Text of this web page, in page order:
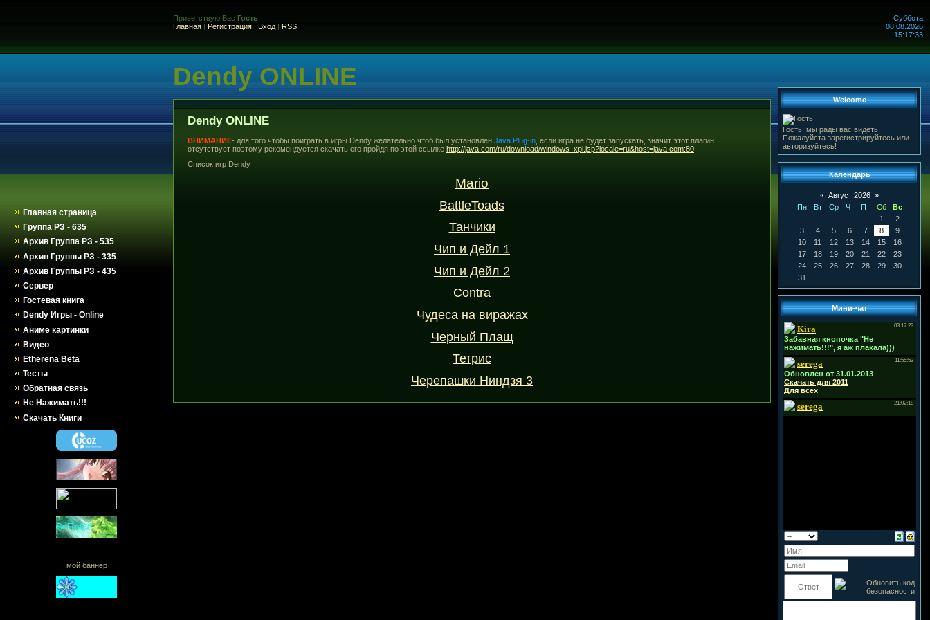
Главная страница
Группа РЗ - 635
Архив Группа РЗ - 535
Архив Группы РЗ - 335
Архив Группы РЗ - 435
Сервер
Гостевая книга
Dendy Игры - Online
Аниме картинки
Видео
Etherena Beta
Тесты
Обратная связь
Не Нажимать!!!
Скачать Книги
мой баннер
Приветствую Вас Гость
Главная | Регистрация | Вход | RSS
Dendy ONLINE
Dendy ONLINE
ВНИМАНИЕ- для того чтобы поиграть в игры Dendy желательно чтоб был установлен Java Plug-in , если игра не будет запускать, значит этот плагин
отсутствует поэтому рекомендуется скачать его пройдя по этой ссылке http://java.com/ru/download/windows_xpi.jsp?locale=ru&host=java.com:80
Список игр Dendy
Mario
BattleToads
Танчики
Чип и Дейл 1
Чип и Дейл 2
Contra
Чудеса на виражах
Черный Плащ
Тетрис
Черепашки Ниндзя 3
Суббота
08.08.2026
15:17:33
Welcome
Гость, мы рады вас видеть.
Пожалуйста зарегистрируйтесь или
авторизуйтесь!
Календарь
« Август 2026 »
Пн
Вт Ср Чт Пт Сб
Вс
1
2
3
4 5 6 7 8
9
10
11 12 13 14 15
16
17
18 19 20 21 22
23
24
25 26 27 28 29
30
31
Мини-чат